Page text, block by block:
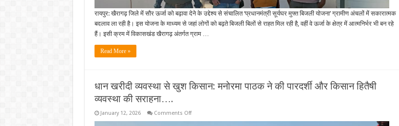
रायपुर: खैरागढ़ जिले में सौर ऊर्जा को बढ़ावा देने के उद्देश्य से संचालित ‘प्रधानमंत्री सूर्यघर मुफ्त बिजली योजना’ ग्रामीण अंचलों में सकारात्मक
बदलाव ला रही है। इस योजना के माध्यम से जहां लोगों को बढ़ते बिजली बिलों से राहत मिल रही है, वहीं वे ऊर्जा के क्षेत्र में आत्मनिर्भर भी बन रहे
हैं। इसी क्रम में विकासखंड खैरागढ़ अंतर्गत ग्राम …
Read More »
धान खरीदी व्यवस्था से खुश किसान: मनोरमा पाठक ने की पारदर्शी और किसान हितैषी
व्यवस्था की सराहना….
January 12, 2026 Comments Offon